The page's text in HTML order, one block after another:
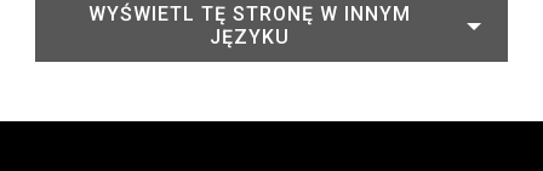
WYŚWIETL TĘ STRONĘ W INNYM
JĘZYKU